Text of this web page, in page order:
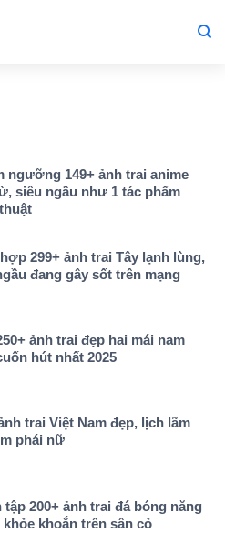
ngưỡng 149+ ảnh trai anime
siêu ngầu như 1 tác phẩm
299+ ảnh trai Tây lạnh lùng,
đang gây sốt trên mạng
ảnh trai đẹp hai mái nam
hút nhất 2025
trai Việt Nam đẹp, lịch lãm
phái nữ
tập 200+ ảnh trai đá bóng năng
khỏe khoắn trên sân cỏ